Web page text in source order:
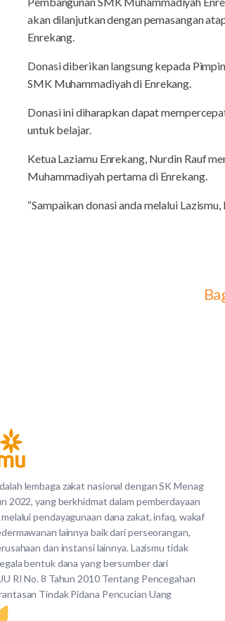
akan dilanjutkan dengan pemasangan
Enrekang.
Donasi diberikan langsung kepada
SMK Muhammadiyah di Enrekang.
Donasi ini diharapkan dapat
untuk belajar.
Ketua Laziamu Enrekang, Nurdin Rauf
Muhammadiyah pertama di Enrekang.
“Sampaikan donasi anda melalui
lembaga zakat nasional dengan SK Menag
2022, yang berkhidmat dalam pemberdayaan
pendayagunaan dana zakat, infaq, wakaf
lainnya baik dari perseorangan,
dan instansi lainnya. Lazismu tidak
bentuk dana yang bersumber dari
RI No. 8 Tahun 2010 Tentang Pencegahan
Tindak Pidana Pencucian Uang